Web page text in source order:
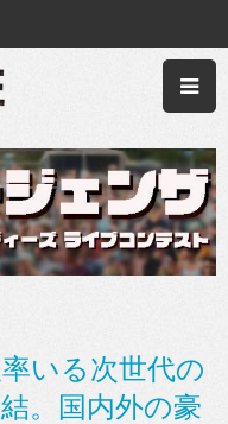
いる次世代の
。国内外の豪